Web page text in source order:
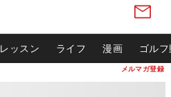
メルマガ登録
レッスン ライフ 漫画 ゴル